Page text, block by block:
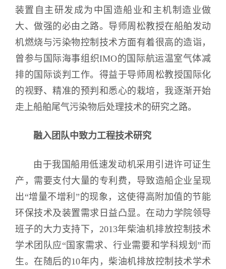
装置自主研发成为中国造船业和主机制造业做
大、做强的必由之路。导师周松教授在船舶发动
机燃烧与污染物控制技术方面有着很高的造诣，
曾参与国际海事组织IMO的国际航运温室气体减
排的国际谈判工作。得益于导师周松教授国际化
的视野、精准的预判和悉心的栽培，我逐渐开始
走上船舶尾气污染物后处理技术的研究之路。
融入团队中致力工程技术研究
由于我国船用低速发动机采用引进许可证生
产，需要支付大量的专利费，导致造船企业呈现
出“增量不增利”的现象，这使得高附加值的节能
环保技术及装置需求日益凸显。在动力学院领导
班子的大力支持下，2013年柴油机排放控制技术
学术团队应“国家需求、行业需要和学科规划”而
生。在随后的10年内，柴油机排放控制技术学术